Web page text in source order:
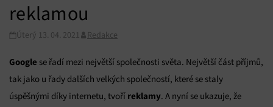
reklamou
Úterý 13. 04. 2021 Redakce
Google se řadí mezi největší společnosti světa. Největší část příjmů,
tak jako u řady dalších velkých společností, které se staly
úspěšnými díky internetu, tvoří reklamy. A nyní se ukazuje, že